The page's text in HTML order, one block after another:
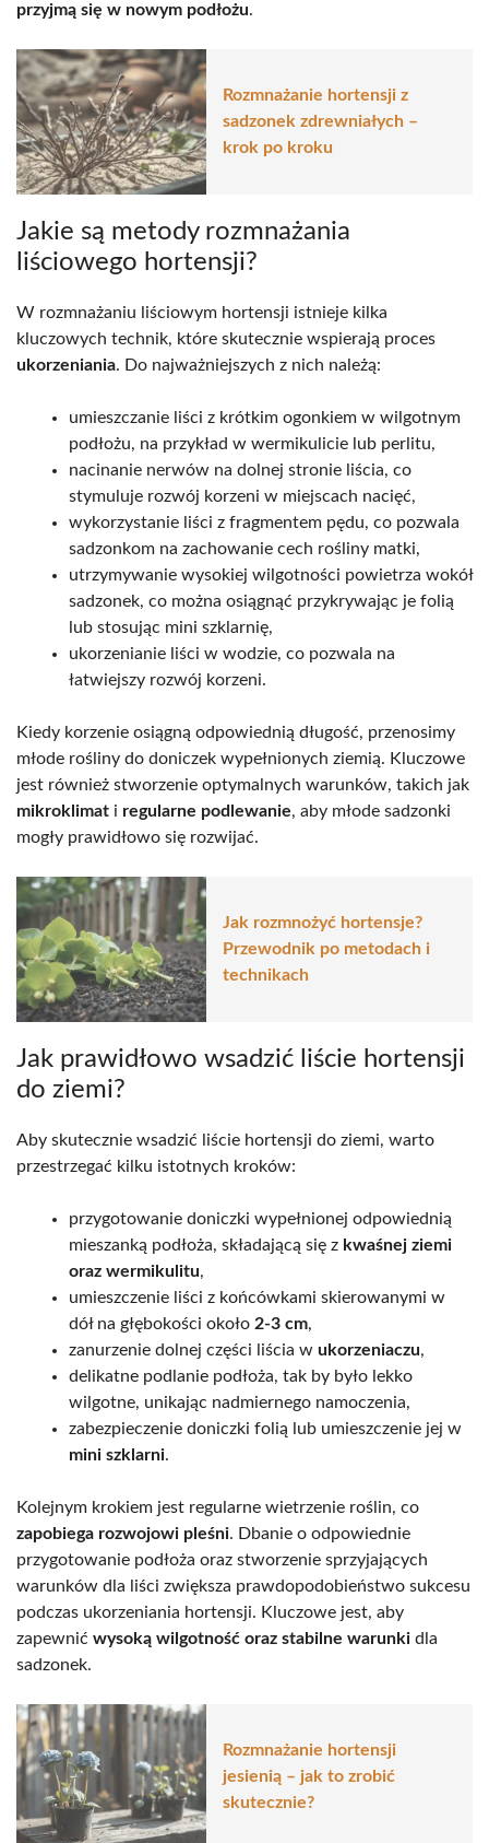
przyjmą się w nowym podłożu.
Rozmnażanie hortensji z
sadzonek zdrewniałych –
krok po kroku
Jakie są metody rozmnażania
liściowego hortensji?
W rozmnażaniu liściowym hortensji istnieje kilka
kluczowych technik, które skutecznie wspierają proces
ukorzeniania. Do najważniejszych z nich należą:
umieszczanie liści z krótkim ogonkiem w wilgotnym
podłożu, na przykład w wermikulicie lub perlitu,
nacinanie nerwów na dolnej stronie liścia, co
stymuluje rozwój korzeni w miejscach nacięć,
wykorzystanie liści z fragmentem pędu, co pozwala
sadzonkom na zachowanie cech rośliny matki,
utrzymywanie wysokiej wilgotności powietrza wokół
sadzonek, co można osiągnąć przykrywając je folią
lub stosując mini szklarnię,
ukorzenianie liści w wodzie, co pozwala na
łatwiejszy rozwój korzeni.
Kiedy korzenie osiągną odpowiednią długość, przenosimy
młode rośliny do doniczek wypełnionych ziemią. Kluczowe
jest również stworzenie optymalnych warunków, takich jak
mikroklimat i regularne podlewanie, aby młode sadzonki
mogły prawidłowo się rozwijać.
Jak rozmnożyć hortensje?
Przewodnik po metodach i
technikach
Jak prawidłowo wsadzić liście hortensji
do ziemi?
Aby skutecznie wsadzić liście hortensji do ziemi, warto
przestrzegać kilku istotnych kroków:
przygotowanie doniczki wypełnionej odpowiednią
mieszanką podłoża, składającą się z kwaśnej ziemi
oraz wermikulitu,
umieszczenie liści z końcówkami skierowanymi w
dół na głębokości około 2-3 cm,
zanurzenie dolnej części liścia w ukorzeniaczu,
delikatne podlanie podłoża, tak by było lekko
wilgotne, unikając nadmiernego namoczenia,
zabezpieczenie doniczki folią lub umieszczenie jej w
mini szklarni.
Kolejnym krokiem jest regularne wietrzenie roślin, co
zapobiega rozwojowi pleśni. Dbanie o odpowiednie
przygotowanie podłoża oraz stworzenie sprzyjających
warunków dla liści zwiększa prawdopodobieństwo sukcesu
podczas ukorzeniania hortensji. Kluczowe jest, aby
zapewnić wysoką wilgotność oraz stabilne warunki dla
sadzonek.
Rozmnażanie hortensji
jesienią – jak to zrobić
skutecznie?